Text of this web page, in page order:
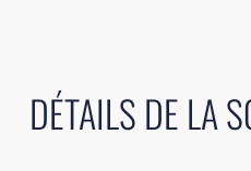
DÉTAILS DE LA